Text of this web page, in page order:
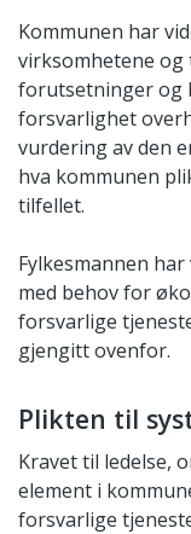
Kommunen har
virksomhetene
forutsetninger og
forsvarlighet
vurdering av den
hva kommunen
tilfellet.
Fylkesmannen
med behov for
forsvarlige
gjengitt ovenfor.
Plikten til
Kravet til ledelse,
element i
forsvarlige